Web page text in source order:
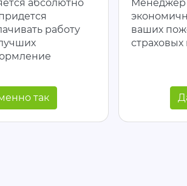
абсолютно
работу
так
Менеджер
ваших